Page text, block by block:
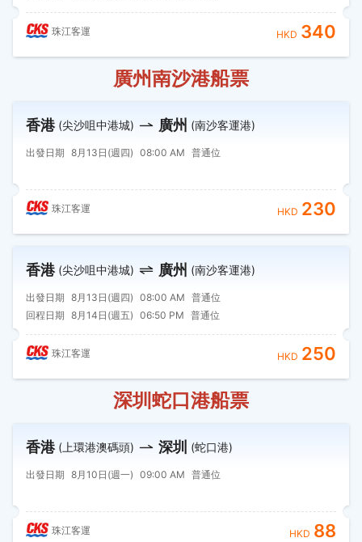
珠江客運 HKD 340
廣州南沙港船票
香港 (尖沙咀中港城) 廣州 (南沙客運港)
出發日期 8月13日(週四) 08:00 AM 普通位
珠江客運 HKD 230
香港 (尖沙咀中港城) 廣州 (南沙客運港)
出發日期 8月13日(週四) 08:00 AM 普通位
回程日期 8月14日(週五) 06:50 PM 普通位
珠江客運 HKD 250
深圳蛇口港船票
香港 (上環港澳碼頭) 深圳 (蛇口港)
出發日期 8月10日(週一) 09:00 AM 普通位
珠江客運 HKD 88